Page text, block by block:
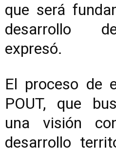
que será
desarrollo
expresó.
El proceso de
POUT, que
una visión
desarrollo